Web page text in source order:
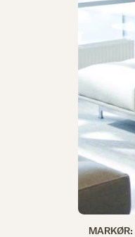
MARKØR: